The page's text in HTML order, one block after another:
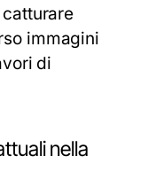
immagini
di
nella